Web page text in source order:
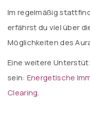
Im regelmäßig
erfährst du viel über
Möglichkeiten des
Eine weitere
sein: Energetische
Clearing.